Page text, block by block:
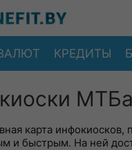
КРЕДИТЫ
карта
и быстрым. На ней